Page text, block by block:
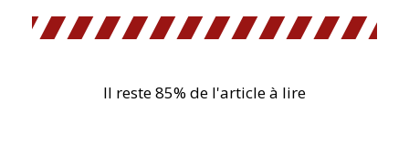
Il reste 85% de l'article à lire